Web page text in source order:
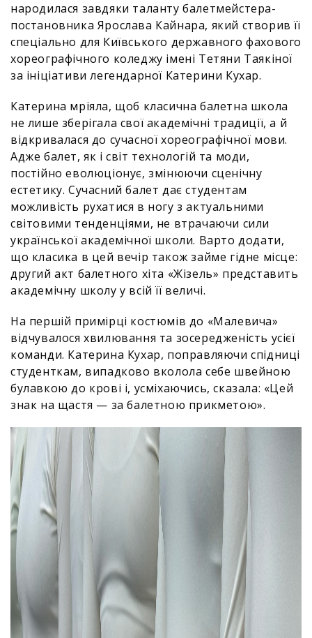
народилася завдяки таланту балетмейстера-
постановника Ярослава Кайнара, який створив її
спеціально для Київського державного фахового
хореографічного коледжу імені Тетяни Таякіної
за ініціативи легендарної Катерини Кухар.
Катерина мріяла, щоб класична балетна школа
не лише зберігала свої академічні традиції, а й
відкривалася до сучасної хореографічної мови.
Адже балет, як і світ технологій та моди,
постійно еволюціонує, змінюючи сценічну
естетику. Сучасний балет дає студентам
можливість рухатися в ногу з актуальними
світовими тенденціями, не втрачаючи сили
української академічної школи. Варто додати,
що класика в цей вечір також займе гідне місце:
другий акт балетного хіта «Жізель» представить
академічну школу у всій її величі.
На першій примірці костюмів до «Малевича»
відчувалося хвилювання та зосередженість усієї
команди. Катерина Кухар, поправляючи спідниці
студенткам, випадково вколола себе швейною
булавкою до крові і, усміхаючись, сказала: «Цей
знак на щастя — за балетною прикметою».